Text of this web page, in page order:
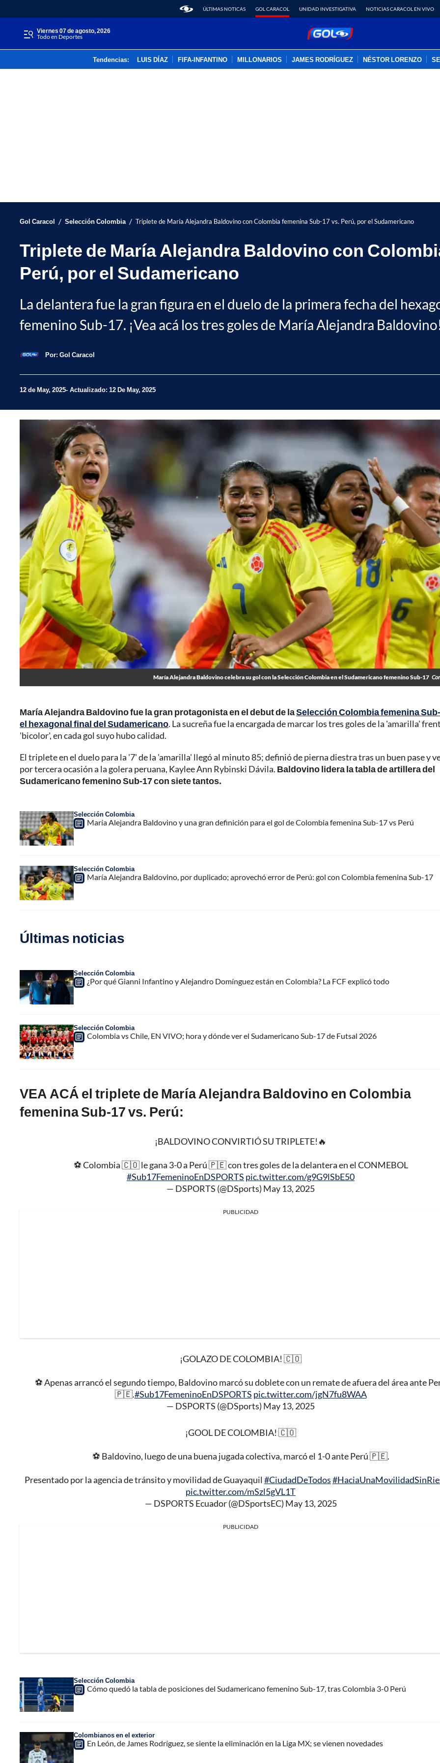
ÚLTIMAS NOTICAS GOL CARACOL UNIDAD INVESTIGATIVA NOTICIAS CARACOL EN VIVO
viernes 07 de agosto, 2026
Todo en Deportes
Tendencias: LUIS DÍAZ FIFA-INFANTINO MILLONARIOS JAMES RODRÍGUEZ NÉSTOR LORENZO
Gol Caracol / Selección Colombia / Triplete de María Alejandra Baldovino con Colombia femenina Sub-17 vs. Perú, por el Sudamericano
Triplete de María Alejandra Baldovino con
Perú, por el Sudamericano
La delantera fue la gran figura en el duelo de la primera fecha del
femenino Sub-17. ¡Vea acá los tres goles de María Alejandra
Por: Gol Caracol
12 de May, 2025 Actualizado: 12 De May, 2025
María Alejandra Baldovino celebra su gol con la Selección Colombia en el Sudamericano femenino Sub-17
María Alejandra Baldovino fue la gran protagonista en el debut de laSelección Colombia femenina
el hexagonal final del Sudamericano. La sucreña fue la encargada de marcar los tres goles de la 'amarilla'
'bicolor', en cada gol suyo hubo calidad.
El triplete en el duelo para la '7' de la 'amarilla' llegó al minuto 85; definió de pierna diestra tras un buen pase y
por tercera ocasión a la golera peruana, Kaylee Ann Rybinski Dávila. Baldovino lidera la tabla de artillera del
Sudamericano femenino Sub-17 con siete tantos.
Selección Colombia
María Alejandra Baldovino y una gran definición para el gol de Colombia femenina Sub-17 vs Perú
Selección Colombia
María Alejandra Baldovino, por duplicado; aprovechó error de Perú: gol con Colombia femenina Sub-17
Últimas noticias
Selección Colombia
¿Por qué Gianni Infantino y Alejandro Domínguez están en Colombia? La FCF explicó todo
Selección Colombia
Colombia vs Chile, EN VIVO; hora y dónde ver el Sudamericano Sub-17 de Futsal 2026
VEA ACÁ el triplete de María Alejandra Baldovino en Colombia
femenina Sub-17 vs. Perú:
¡BALDOVINO CONVIRTIÓ SU TRIPLETE!🔥
⚽️ Colombia 🇨🇴 le gana 3-0 a Perú 🇵🇪 con tres goles de la delantera en el CONMEBOL
#Sub17FemeninoEnDSPORTS pic.twitter.com/g9G9lSbE50
— DSPORTS (@DSports) May 13, 2025
PUBLICIDAD
¡GOLAZO DE COLOMBIA! 🇨🇴
⚽️ Apenas arrancó el segundo tiempo, Baldovino marcó su doblete con un remate de afuera del área ante
🇵🇪.#Sub17FemeninoEnDSPORTS pic.twitter.com/jgN7fu8WAA
— DSPORTS (@DSports) May 13, 2025
¡GOOL DE COLOMBIA! 🇨🇴
⚽️ Baldovino, luego de una buena jugada colectiva, marcó el 1-0 ante Perú 🇵🇪.
Presentado por la agencia de tránsito y movilidad de Guayaquil #CiudadDeTodos
pic.twitter.com/mSzl5gVL1T
— DSPORTS Ecuador (@DSportsEC) May 13, 2025
PUBLICIDAD
Selección Colombia
Cómo quedó la tabla de posiciones del Sudamericano femenino Sub-17, tras Colombia 3-0 Perú
Colombianos en el exterior
En León, de James Rodríguez, se siente la eliminación en la Liga MX; se vienen novedades